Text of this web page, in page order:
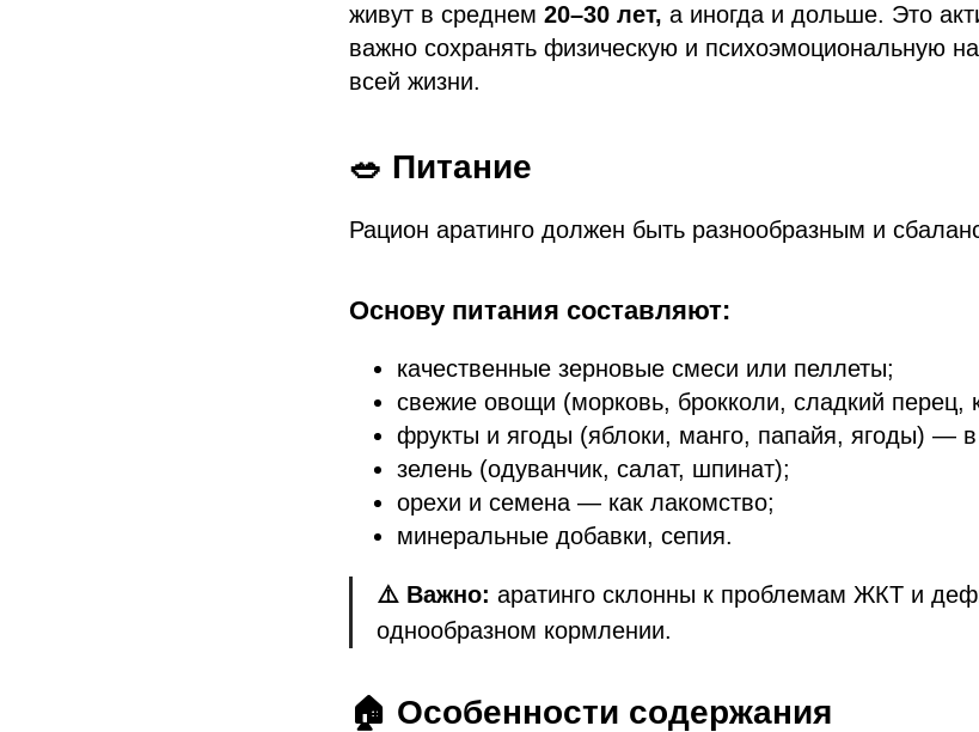
живут в среднем 20–30 лет, а иногда и дольше. Это
важно сохранять физическую и психоэмоциональную
всей жизни.
🥗 Питание
Рацион аратинго должен быть разнообразным и
Основу питания составляют:
качественные зерновые смеси или пеллеты;
свежие овощи (морковь, брокколи, сладкий перец,
фрукты и ягоды (яблоки, манго, папайя, ягоды) —
зелень (одуванчик, салат, шпинат);
орехи и семена — как лакомство;
минеральные добавки, сепия.
⚠️ Важно: аратинго склонны к проблемам ЖКТ и
однообразном кормлении.
🏠 Особенности содержания